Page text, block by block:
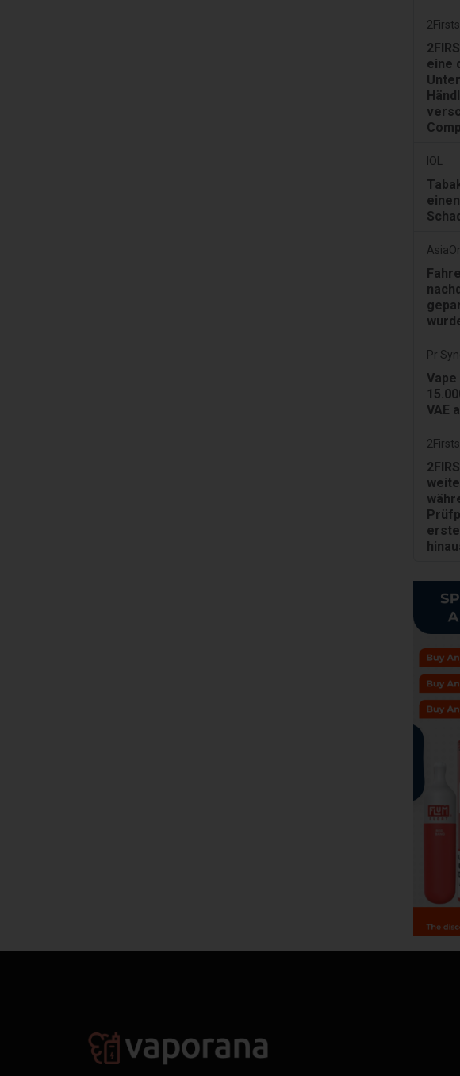
2Firsts
eine
IOL
Pr
VAE
2Firsts